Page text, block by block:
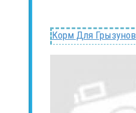
Корм Для Грызунов